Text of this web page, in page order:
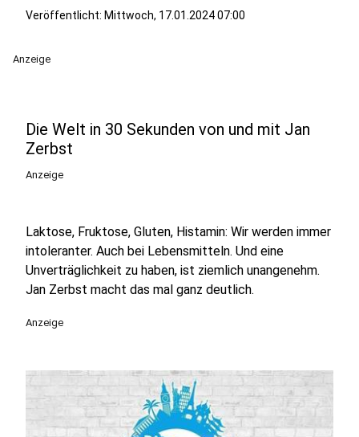
Veröffentlicht: Mittwoch, 17.01.2024 07:00
Anzeige
Die Welt in 30 Sekunden von und mit Jan
Zerbst
Anzeige
Laktose, Fruktose, Gluten, Histamin: Wir werden immer
intoleranter. Auch bei Lebensmitteln. Und eine
Unverträglichkeit zu haben, ist ziemlich unangenehm.
Jan Zerbst macht das mal ganz deutlich.
Anzeige